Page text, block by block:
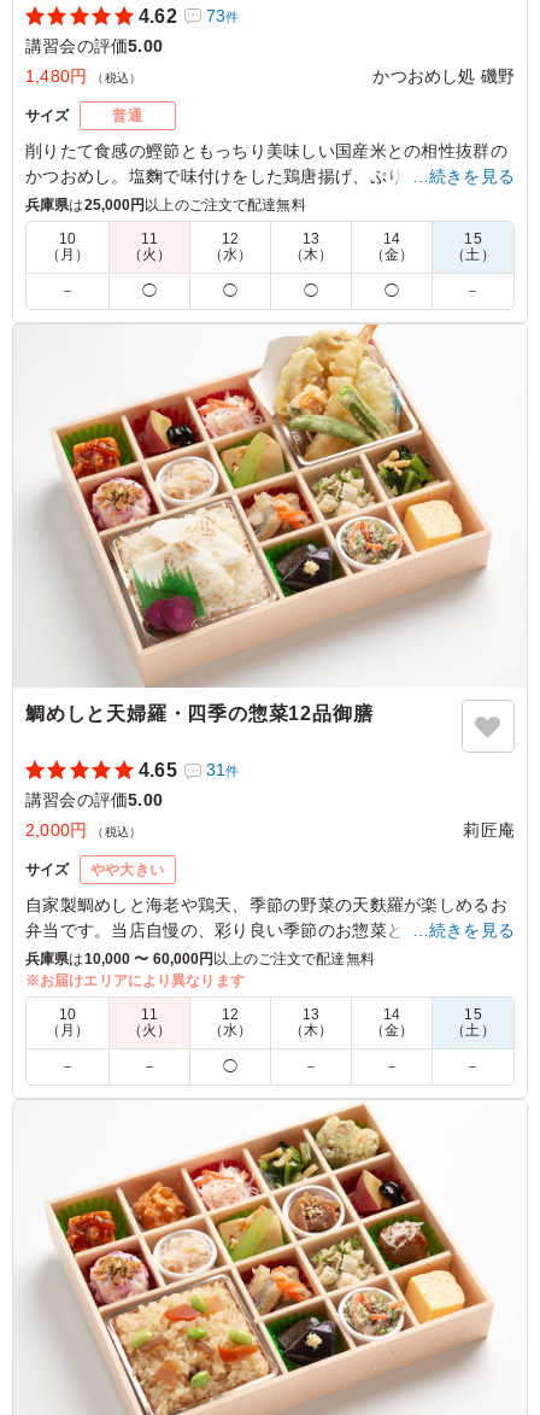
4.62
73件
講習会の評価5.00
1,480円
（税込） かつおめし処 磯野
サイズ 普通
削りたて食感の鰹節ともっちり美味しい国産米との相性抜群の
かつおめし。塩麴で味付けをした鶏唐揚げ、ぷりぷり身の鶏照
り焼き、こんがり焼き目がついた塩鮭と嬉しい要素がてんこも
り。上品かつボリューム満点、会議やロケ、イベント等でご利
用ください。
醤油と和えた鰹節をごはんとの接地面に敷いているので、蓋を
開けた際に表面の鰹節が飛び散らないように工夫をしておりま
す。
※鮭は部位によって見た目の大きさが異なる場合がございます
が、いずれも50gでご用意しております。何卒ご理解ください
ますようお願い申し上げます。
5.0 スカンジナビアンデンティストリー
さすが金賞受賞だけあるお弁当でした！麹仕立てのから揚
げは、やわらかく、かつおのごはんだけでもおかずがいら
ないくらい美味しいのに、さらにごはんがすすむおかずが
所せまし入っていました。お漬物もなんと2種！こだわり
ご利用シーン： 会議・セミナー›講習会
大阪府大阪市浪速区幸町2025/06/02
…続きを見る
兵庫県は25,000円以上のご注文で配達無料
10
（月）
11
（火）
12
（水）
13
（木）
14
（金）
15
（土）
－ ◯ ◯ ◯ ◯ －
鯛めしと天婦羅・四季の惣菜12品御膳
4.65 31件
講習会の評価5.00
2,000円
（税込） 莉匠庵
サイズ やや大きい
自家製鯛めしと海老や鶏天、季節の野菜の天麩羅が楽しめるお
弁当です。当店自慢の、彩り良い季節のお惣菜とご一緒に是非
お召し上がり下さい。
当店こだわりのおばんざいの数々と一緒にお召し上がりくださ
い。
5.0 株式会社フィリップス・ジャパン
味付けが大変素晴らしく、品数も豊富でした。 特に魚と
一緒に炊き込んだご飯が美味しかったです。 ゆっくり味
わって食べる事ができたため、量も丁度よく感じました。
値段以上の評価を食した方からいただき大変満足です
ご利用シーン：会議・セミナー›講習会
兵庫県尼崎市昭和通2026/05/04
…続きを見る
兵庫県は10,000 〜 60,000円 以上のご注文で配達無料
※お届けエリアにより異なります
10
（月）
11
（火）
12
（水）
13
（木）
14
（金）
15
（土）
－ － ◯ － － －